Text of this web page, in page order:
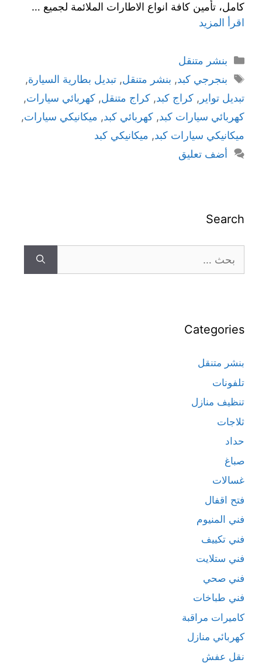
كامل، تأمين كافة انواع الاطارات الملائمة لجميع …
اقرأ المزيد
بنشر متنقل
بنجرجي كبد, بنشر متنقل, تبديل بطارية السيارة,
تبديل تواير , كراج كبد, كراج متنقل, كهربائي سيارات,
كهربائي سيارات كبد, كهربائي كبد, ميكانيكي سيارات,
ميكانيكي سيارات كبد, ميكانيكي كبد
أضف تعليق
Search
Categories
بنشر متنقل
تلفونات
تنظيف منازل
ثلاجات
حداد
صباغ
غسالات
فتح اقفال
فني المنيوم
فني تكييف
فني ستلايت
فني صحي
فني طباخات
كاميرات مراقبة
كهربائي منازل
نقل عفش